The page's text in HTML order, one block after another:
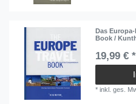
Das
Book /
19,99 € *
*inkl. ges.